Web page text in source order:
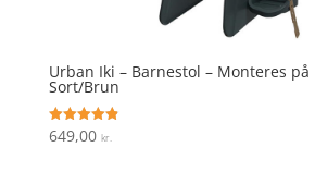
Urban Iki – Barnestol – Monteres
Sort/Brun
Vurderet
4.9
649,00 kr.